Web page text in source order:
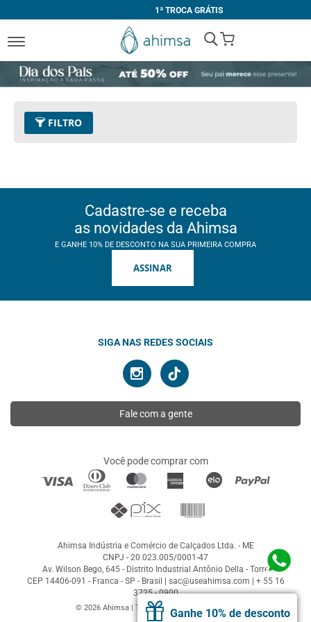
Ganhe 10% de desconto
1ª TROCA GRÁTIS
My Cart
FILTRO
Cadastre-se e receba
as novidades da Ahimsa
E GANHE 10% DE DESCONTO NA SUA PRIMEIRA COMPRA
ASSINAR
SIGA NAS REDES SOCIAIS
Fale com a gente
Você pode comprar com
Ahimsa Indústria e Comércio de Calçados Ltda. - ME
CNPJ - 20.023.005/0001-47
Av. Wilson Bego, 645 - Distrito Industrial Antônio Della - Torre
CEP 14406-091 - Franca - SP - Brasil | sac@useahimsa.com
+ 55 16
3725 - 0900
© 2026 Ahimsa | Todos os direitos reservados